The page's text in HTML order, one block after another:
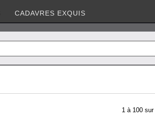
CADAVRES EXQUIS
1 à 100 sur